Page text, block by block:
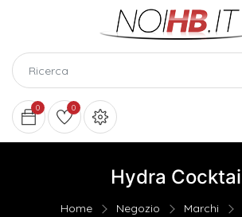
0 0
Hydra
Home Negozio Marchi